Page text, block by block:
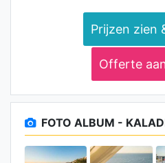
Prijzen zien
Offerte
FOTO ALBUM -